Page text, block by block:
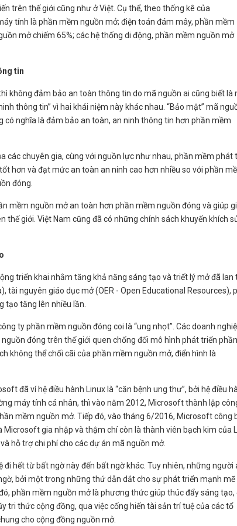
trên thế giới cũng như ở Việt. Cụ thể, theo thống kê của
tính là phần mềm nguồn mở; điện toán đám mây, phần mềm
mở chiếm 65%; các hệ thống di động, phần mềm nguồn mở
tin
không đảm bảo an toàn thông tin do mã nguồn ai cũng biết là
thông tin” vì hai khái niệm này khác nhau. “Bảo mật” mã
nghĩa là đảm bảo an toàn, an ninh thông tin hơn phần mềm
các chuyên gia, cùng với nguồn lực như nhau, phần mềm phát
hơn và đạt mức an toàn an ninh cao hơn nhiều so với phần
đóng.
mềm nguồn mở an toàn hơn phần mềm nguồn đóng và giúp
giới. Việt Nam cũng đã có những chính sách khuyến khích
triển khai nhằm tăng khả năng sáng tạo và triết lý mở đã lan
tài nguyên giáo dục mở (OER - Open Educational Resources),
tạo tăng lên nhiều lần.
ty phần mềm nguồn đóng coi là “ung nhọt”. Các doanh
đóng trên thế giới quen chống đối mô hình phát triển phần
không thể chối cãi của phần mềm nguồn mở, điển hình là
đã ví hệ điều hành Linux là “căn bệnh ung thư”, bởi hệ điều
máy tính cá nhân, thì vào năm 2012, Microsoft thành lập
mềm nguồn mở. Tiếp đó, vào tháng 6/2016, Microsoft công
Microsoft gia nhập và thậm chí còn là thành viên bạch kim của
hỗ trợ chi phí cho các dự án mã nguồn mở.
hết từ bất ngờ này đến bất ngờ khác. Tuy nhiên, những người
bởi một trong những thứ dẫn dắt cho sự phát triển mạnh mẽ
phần mềm nguồn mở là phương thức giúp thúc đẩy sáng tạo,
tri thức cộng đồng, qua việc cống hiến tài sản trí tuệ của các tổ
cho cộng đồng nguồn mở.